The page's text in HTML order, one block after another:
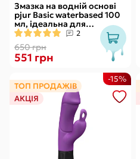
Змазка на водній основі
pjur Basic waterbased 100
мл, ідеальна для
новачків, найкраща ціна/
якість
2
650 грн
551 грн
ТОП ПРОДАЖІВ
АКЦІЯ
-15%